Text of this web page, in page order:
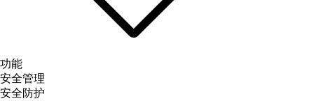
功能
安全管理
安全防护